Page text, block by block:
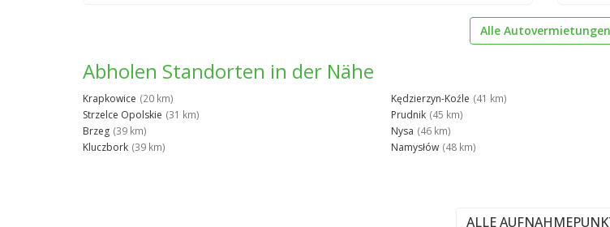
Alle Autovermietungen
Abholen Standorten in der Nähe
Krapkowice (20 km)
Strzelce Opolskie (31 km)
Brzeg (39 km)
Kluczbork (39 km)
Kędzierzyn-Koźle (41 km)
Prudnik (45 km)
Nysa (46 km)
Namysłów (48 km)
ALLE